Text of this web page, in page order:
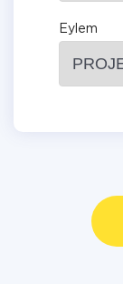
Eylem